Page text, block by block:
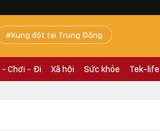
Xung đột tại Trung Đông
- Chơi - Đi Xã hội Sức khỏe Tek-life